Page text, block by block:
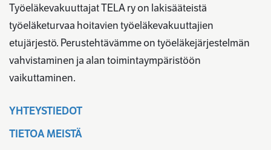
Työeläkevakuuttajat TELA ry on lakisääteistä
työeläketurvaa hoitavien työeläkevakuuttajien
etujärjestö. Perustehtävämme on työeläkejärjestelmän
vahvistaminen ja alan toimintaympäristöön
vaikuttaminen.
YHTEYSTIEDOT
TIETOA MEISTÄ